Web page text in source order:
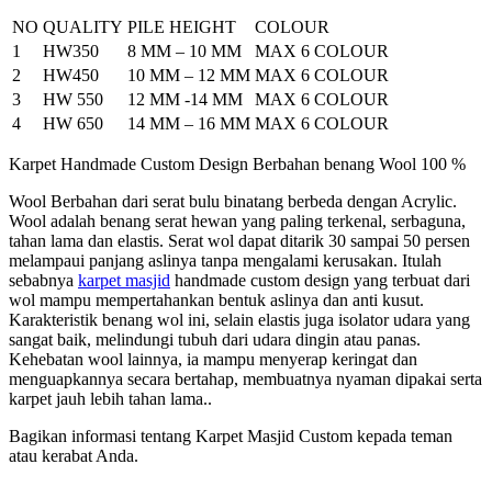
NO QUALITY PILE HEIGHT
COLOUR
1
HW350 8 MM – 10 MM
MAX 6 COLOUR
2
HW450 10 MM – 12 MM MAX 6 COLOUR
3
HW 550 12 MM -14 MM
MAX 6 COLOUR
4
HW 650 14 MM – 16 MM MAX 6 COLOUR
Karpet Handmade Custom Design Berbahan benang Wool 100 %
Wool Berbahan dari serat bulu binatang berbeda dengan Acrylic.
Wool adalah benang serat hewan yang paling terkenal, serbaguna,
tahan lama dan elastis. Serat wol dapat ditarik 30 sampai 50 persen
melampaui panjang aslinya tanpa mengalami kerusakan. Itulah
sebabnya karpet masjid handmade custom design yang terbuat dari
wol mampu mempertahankan bentuk aslinya dan anti kusut.
Karakteristik benang wol ini, selain elastis juga isolator udara yang
sangat baik, melindungi tubuh dari udara dingin atau panas.
Kehebatan wool lainnya, ia mampu menyerap keringat dan
menguapkannya secara bertahap, membuatnya nyaman dipakai serta
karpet jauh lebih tahan lama..
Bagikan informasi tentang Karpet Masjid Custom kepada teman
atau kerabat Anda.